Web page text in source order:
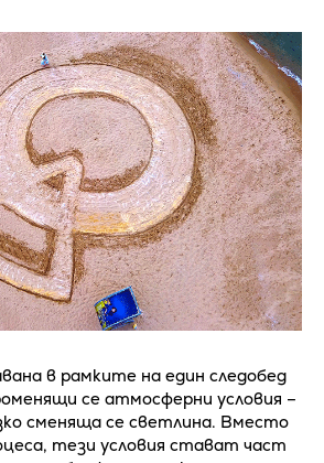
в рамките на един следобед
се атмосферни условия –
сменяща се светлина. Вместо
тези условия стават част